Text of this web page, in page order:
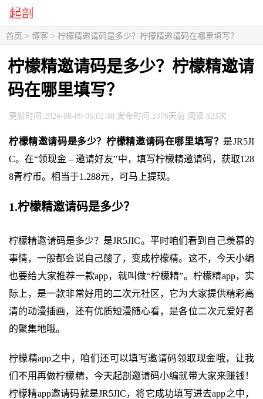
首页 > 博客 > 柠檬精邀请码是多少？柠檬精邀请码在哪里填写？
柠檬精邀请码是多少？柠檬精邀请
码在哪里填写？
更新时间:2026-08-09 05:02:40 发布时间:2376天前 阅读:823次
柠檬精邀请码是多少？柠檬精邀请码在哪里填写？ 是JR5JI
C。在“领现金 – 邀请好友”中，填写柠檬精邀请码，获取128
8青柠币。相当于1.288元，可马上提现。
1.柠檬精邀请码是多少？
柠檬精邀请码是多少？是JR5JIC。平时咱们看到自己羡慕的
事情，一般都会说自己酸了，变成柠檬精。这不，今天小编
也要给大家推荐一款app，就叫做“柠檬精”。柠檬精app，实
际上，是一款非常好用的二次元社区，它为大家提供精彩高
清的动漫插画，还有优质短漫随心看，是各位二次元爱好者
的聚集地哦。
柠檬精app之中，咱们还可以填写邀请码领取现金哦，让我
们不用再做柠檬精，今天起剖邀请码小编就带大家来赚钱！
柠檬精app邀请码就是JR5JIC，将它成功填写进去app之中，